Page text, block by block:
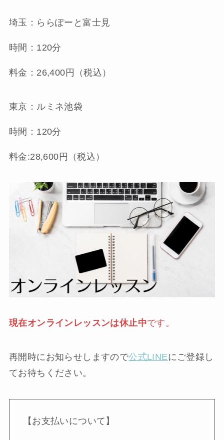
埼玉：ららぽーと富士見
時間：120分
料金：26,400円（税込）
東京：ルミネ池袋
時間：120分
料金:28,600円（税込）
現在オンラインレッスンは休止中です。
再開時にお知らせしますので公式LINEにご登録し
てお待ちください。
【お支払いについて】